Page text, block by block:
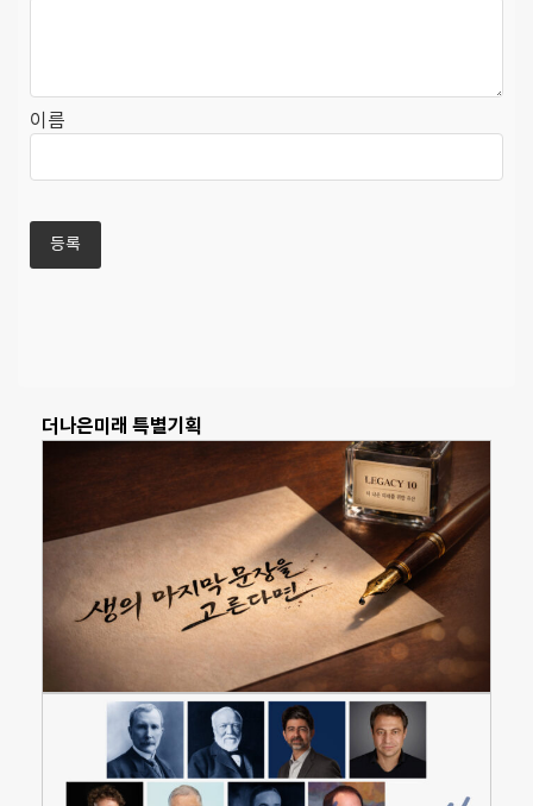
이름
더나은미래 특별기획